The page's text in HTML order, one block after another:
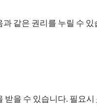
같은 권리를 누릴 수 있
받을 수 있습니다. 필요시